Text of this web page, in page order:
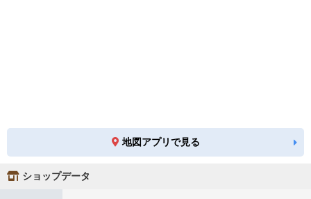
地図アプリで見る
ショップデータ